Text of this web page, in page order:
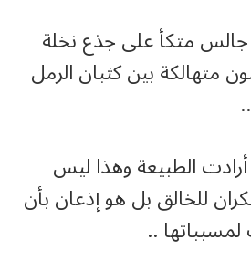
متكأ على جذع نخلة
متهالكة بين كثبان الرمل
الطبيعة وهذا ليس
للخالق بل هو إذعان بأن
..